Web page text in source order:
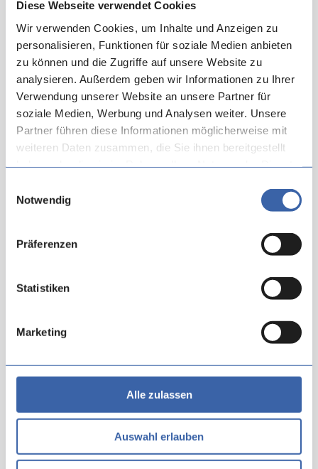
Diese Webseite verwendet Cookies
Wir verwenden Cookies, um Inhalte und Anzeigen zu
personalisieren, Funktionen für soziale Medien anbieten
zu können und die Zugriffe auf unsere Website zu
analysieren. Außerdem geben wir Informationen zu Ihrer
Verwendung unserer Website an unsere Partner für
soziale Medien, Werbung und Analysen weiter. Unsere
Partner führen diese Informationen möglicherweise mit
weiteren Daten zusammen, die Sie ihnen bereitgestellt
Notwendig
Präferenzen
Statistiken
Marketing
Alle zulassen
Auswahl erlauben
Eine Auswahl der Funktionen
Ihre Vorteile auf einen Blick
Browserbasiert
Rein webbasierte Lösung für die Planung und
Verwaltung von Trauterminen in den Standesämtern.
Alle Informationen für eine Trauung zentral verfügbar
Kontrolle
reservieren, bei voller Kontrolle des Terminangebots
durch das Standesamt.
Übersichtliche Statusanzeige pro Termin mit
Farbskala zur schnellen Übersicht. Tages- und
auf einen Blick.